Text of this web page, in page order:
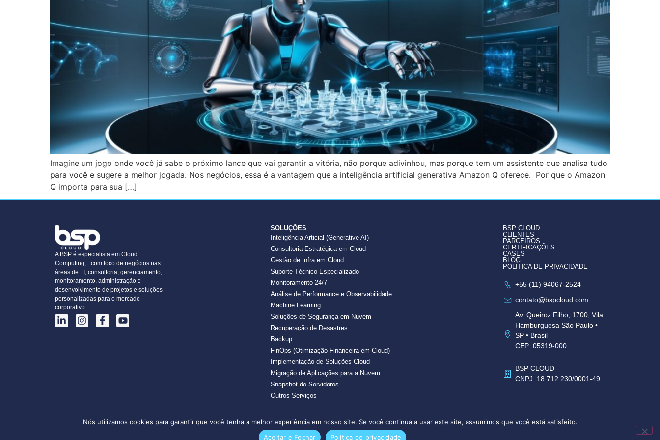
Imagine um jogo onde você já sabe o próximo lance que vai garantir a vitória, não porque adivinhou, mas porque tem um assistente que analisa tudo
para você e sugere a melhor jogada. Nos negócios, essa é a vantagem que a inteligência artificial generativa Amazon Q oferece. Por que o Amazon
Q importa para sua […]
A BSP é especialista em Cloud
Computing, com foco de negócios nas
áreas de TI, consultoria, gerenciamento,
monitoramento, administração e
desenvolvimento de projetos e soluções
personalizadas para o mercado
corporativo.
SOLUÇÕES
Inteligência Articial (Generative AI)
Consultoria Estratégica em Cloud
Gestão de Infra em Cloud
Suporte Técnico Especializado
Monitoramento 24/7
Análise de Performance e Observabilidade
Machine Learning
Soluções de Segurança em Nuvem
Recuperação de Desastres
Backup
FinOps (Otimização Financeira em Cloud)
Implementação de Soluções Cloud
Migração de Aplicações para a Nuvem
Snapshot de Servidores
Outros Serviços
BSP CLOUD
CLIENTES
PARCEIROS
CERTIFICAÇÕES
CASES
BLOG
POLÍTICA DE PRIVACIDADE
+55 (11) 94067-2524
contato@bspcloud.com
Av. Queiroz Filho, 1700, Vila
Hamburguesa São Paulo •
SP • Brasil
CEP: 05319-000
BSP CLOUD
CNPJ: 18.712.230/0001-49
Nós utilizamos cookies para garantir que você tenha a melhor experiência em nosso site. Se você continua a usar este site, assumimos que você está satisfeito.
Aceitar e Fechar
Política de privacidade